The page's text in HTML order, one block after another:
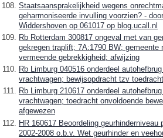
Staatsaansprakelijkheid wegens
geharmoniseerde invulling voorzien? -
Widdershoven op 061017 op blog.ucall.nl
Rb Rotterdam 300817 ongeval met van
gekregen traplift; 7A:1790 BW; gemeente
vermeende gebrekkigheid; afwijzing
Rb Limburg 040516 onderdeel
vrachtwagen; bewijsopdracht tzv toedracht
Rb Limburg 210617 onderdeel
vrachtwagen; toedracht onvoldoende
afgewezen
HR 160617 Beoordeling
2002-2008 o.b.v. Wet geurhinder en